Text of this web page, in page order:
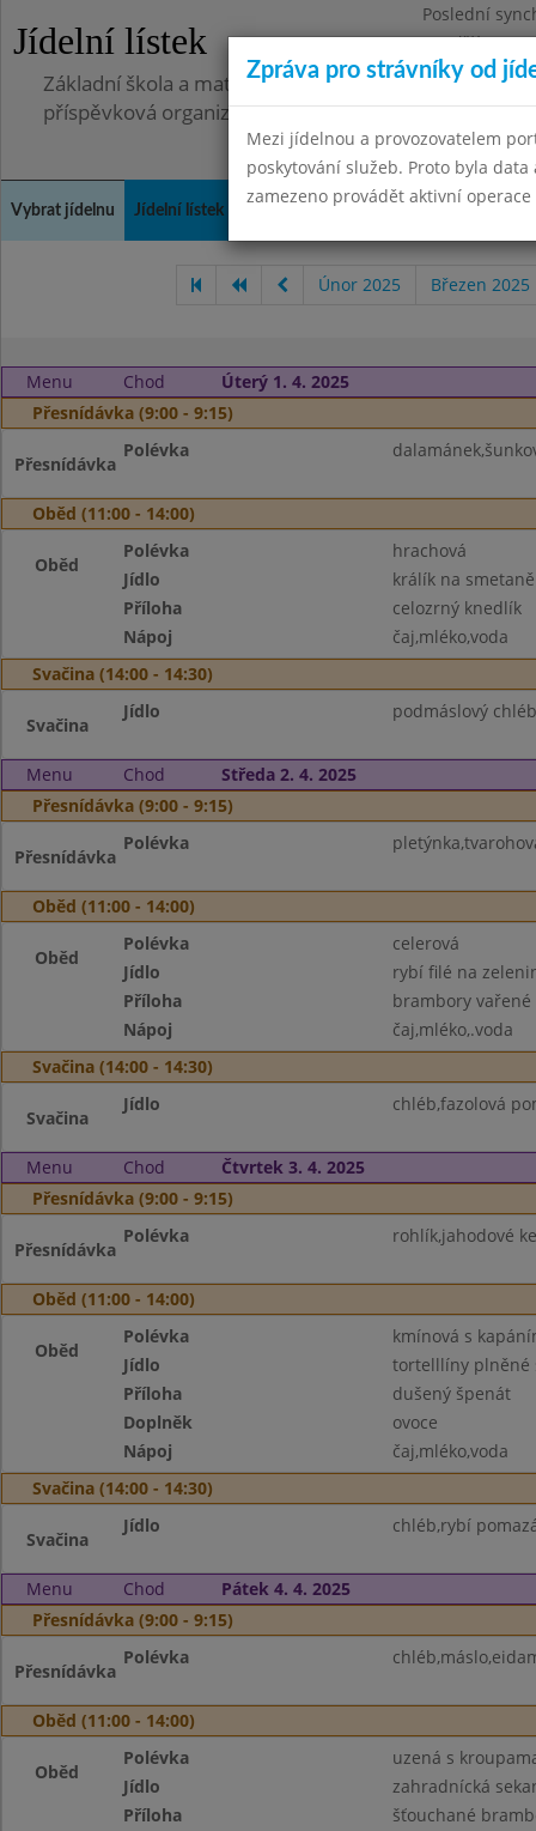
Jídelní lístek
Poslední
Pondělí
Základní škola a mateřská škola, Pavlovice u
příspěvková organizace
Vybrat jídelnu Jídelní lístek Kontakty a informace
Únor 2025 Březen 2025
Menu Chod
Úterý 1. 4. 2025
Přesnídávka (9:00 - 9:15)
Přesnídávka
Polévka
Oběd (11:00 - 14:00)
Oběd
Polévka
hrachová
Jídlo
králík na smetaně
Příloha
celozrný knedlík
Nápoj
čaj,mléko,voda
Svačina (14:00 - 14:30)
Svačina
Jídlo podmáslový
Menu Chod
Středa 2. 4. 2025
Přesnídávka (9:00 - 9:15)
Přesnídávka
Polévka
Oběd (11:00 - 14:00)
Oběd
Polévka
celerová
Jídlo
rybí filé na
Příloha
brambory vařené
Nápoj
čaj,mléko,.voda
Svačina (14:00 - 14:30)
Svačina
Jídlo chléb,fazolová
Menu Chod
Čtvrtek 3. 4. 2025
Přesnídávka (9:00 - 9:15)
Přesnídávka
Polévka rohlík,jahodové
Oběd (11:00 - 14:00)
Oběd
Polévka
kmínová s
Jídlo
tortelllíny plněné
Příloha
dušený špenát
Doplněk
ovoce
Nápoj
čaj,mléko,voda
Svačina (14:00 - 14:30)
Svačina
Jídlo chléb,rybí
Menu Chod
Pátek 4. 4. 2025
Přesnídávka (9:00 - 9:15)
Přesnídávka
Polévka
Oběd (11:00 - 14:00)
Oběd
Polévka
uzená s
Jídlo
zahradnícká
Příloha
šťouchané
Zpráva pro strávníky od
Mezi jídelnou a provozovatelem
poskytování služeb. Proto byla
zamezeno provádět aktivní